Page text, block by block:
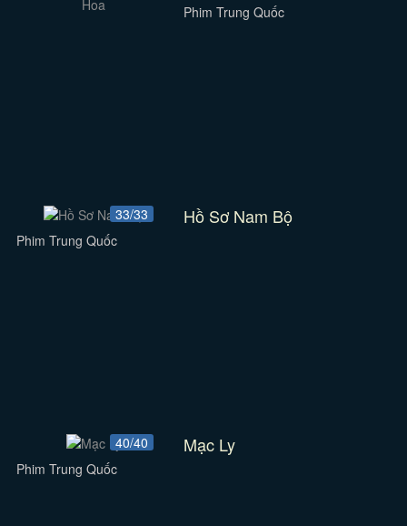
Phim Trung Quốc
33/33 Hồ Sơ Nam Bộ
Phim Trung Quốc
40/40 Mạc Ly
Phim Trung Quốc